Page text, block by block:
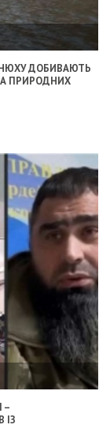
ДОБИВАЮТЬ
ПРИРОДНИХ
–
ІЗ